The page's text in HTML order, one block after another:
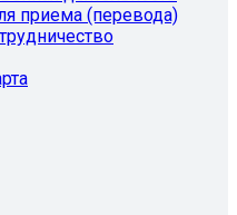
приема (перевода)